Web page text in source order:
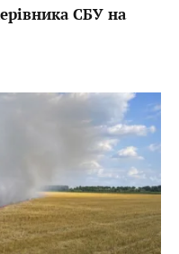
СБУ на